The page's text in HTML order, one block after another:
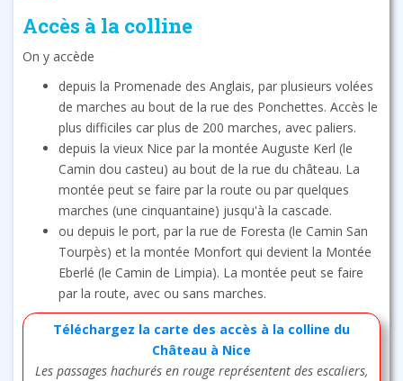
Accès à la colline
On y accède
depuis la Promenade des Anglais, par plusieurs volées
de marches au bout de la rue des Ponchettes. Accès le
plus difficiles car plus de 200 marches, avec paliers.
depuis la vieux Nice par la montée Auguste Kerl (le
Camin dou casteu) au bout de la rue du château. La
montée peut se faire par la route ou par quelques
marches (une cinquantaine) jusqu'à la cascade.
ou depuis le port, par la rue de Foresta (le Camin San
Tourpès) et la montée Monfort qui devient la Montée
Eberlé (le Camin de Limpia). La montée peut se faire
par la route, avec ou sans marches.
Téléchargez la carte des accès à la colline du
Château à Nice
Les passages hachurés en rouge représentent des escaliers,